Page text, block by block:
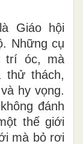
Giáo hội
. Những cụ
trí óc, mà
thử thách,
hy vọng.
đánh
thế giới
mà bỏ rơi